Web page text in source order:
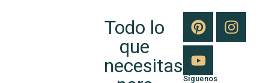
Todo lo
que
necesitas
Síguenos